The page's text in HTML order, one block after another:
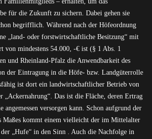
für die Zukunft zu sichern. Dabei gehen sie
begrifflich. Während nach der Höfeordnung
„land- oder forstwirtschaftliche Besitzung“ mit
von mindestens 54.000, -€ ist (§ 1 Abs. 1
und Rheinland-Pfalz die Anwendbarkeit des
der Eintragung in die Höfe- bzw. Landgüterrolle
ist dort ein landwirtschaftlicher Betrieb von
„Ackernahrung“. Das ist die Fläche, deren Ertrag
angemessen versorgen kann. Schon aufgrund der
Maßes kommt einem vielleicht der im Mittelalter
„Hufe“ in den Sinn . Auch die Nachfolge in